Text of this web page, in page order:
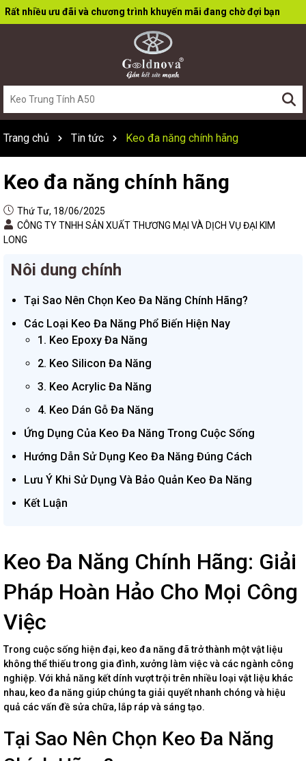
Rất nhiều ưu đãi và chương trình khuyến mãi đang chờ đợi bạn
Trang chủ Tin tức Keo đa năng chính hãng
Keo đa năng chính hãng
Thứ Tư, 18/06/2025
CÔNG TY TNHH SẢN XUẤT THƯƠNG MẠI VÀ DỊCH VỤ ĐẠI KIM
LONG
Nôi dung chính
Tại Sao Nên Chọn Keo Đa Năng Chính Hãng?
Các Loại Keo Đa Năng Phổ Biến Hiện Nay
1. Keo Epoxy Đa Năng
2. Keo Silicon Đa Năng
3. Keo Acrylic Đa Năng
4. Keo Dán Gỗ Đa Năng
Ứng Dụng Của Keo Đa Năng Trong Cuộc Sống
Hướng Dẫn Sử Dụng Keo Đa Năng Đúng Cách
Lưu Ý Khi Sử Dụng Và Bảo Quản Keo Đa Năng
Kết Luận
Keo Đa Năng Chính Hãng: Giải
Pháp Hoàn Hảo Cho Mọi Công
Việc
Trong cuộc sống hiện đại, keo đa năng đã trở thành một vật liệu
không thể thiếu trong gia đình, xưởng làm việc và các ngành công
nghiệp. Với khả năng kết dính vượt trội trên nhiều loại vật liệu khác
nhau, keo đa năng giúp chúng ta giải quyết nhanh chóng và hiệu
quả các vấn đề sửa chữa, lắp ráp và sáng tạo.
Tại Sao Nên Chọn Keo Đa Năng